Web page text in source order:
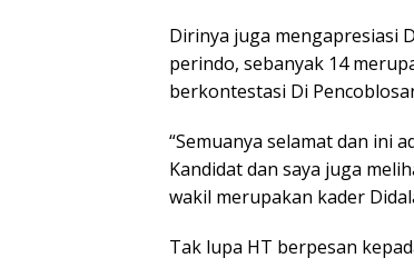
Dirinya juga mengapresiasi
perindo, sebanyak 14
berkontestasi Di
“Semuanya selamat dan ini
Kandidat dan saya juga
wakil merupakan kader
Tak lupa HT berpesan